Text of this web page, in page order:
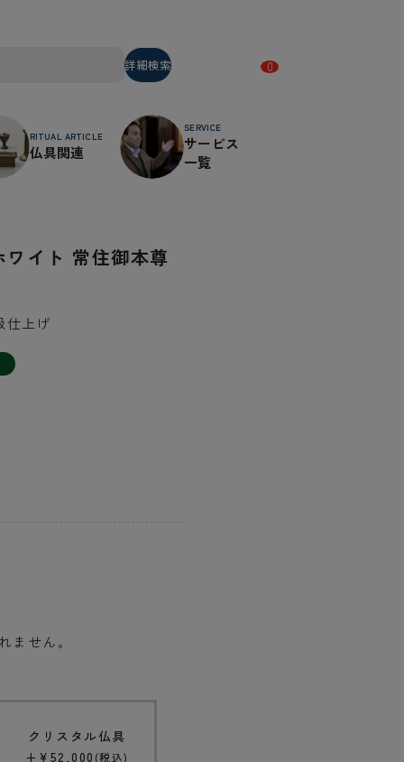
詳細検索 0
RITUAL ARTICLE
仏具関連
SERVICE
サービス
一覧
イト 常住御本尊
仕上げ
ません。
クリスタル仏具
+ ¥ 52,000 税込